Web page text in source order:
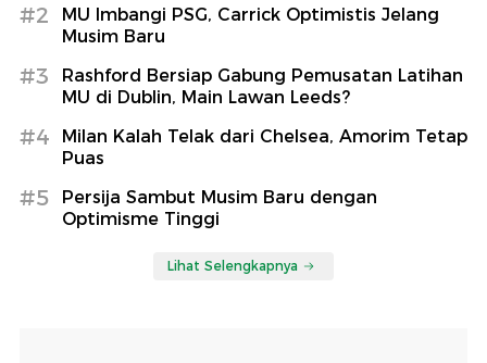
#2
MU Imbangi PSG, Carrick Optimistis Jelang
Musim Baru
#3
Rashford Bersiap Gabung Pemusatan Latihan
MU di Dublin, Main Lawan Leeds?
#4
Milan Kalah Telak dari Chelsea, Amorim Tetap
Puas
#5
Persija Sambut Musim Baru dengan
Optimisme Tinggi
Lihat Selengkapnya